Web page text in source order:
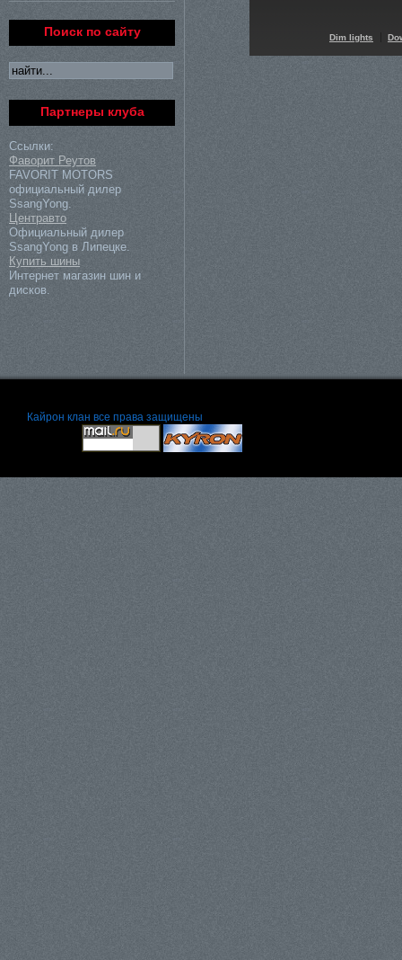
Поиск по сайту
Партнеры клуба
Ссылки:
Фаворит Реутов
FAVORIT MOTORS
официальный дилер
SsangYong.
Центравто
Официальный дилер
SsangYong в Липецке.
Купить шины
Интернет магазин шин и
дисков.
Dim lights
Кайрон клан все права защищены